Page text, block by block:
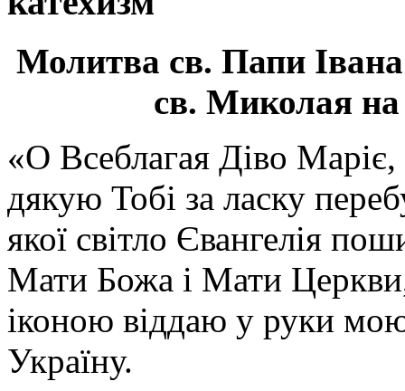
Молитва св. Папи
св. Миколая на
«О Всеблагая Діво
дякую Тобі за ласку
якої світло Євангелія
Мати Божа і Мати
іконою віддаю у руки
Україну.